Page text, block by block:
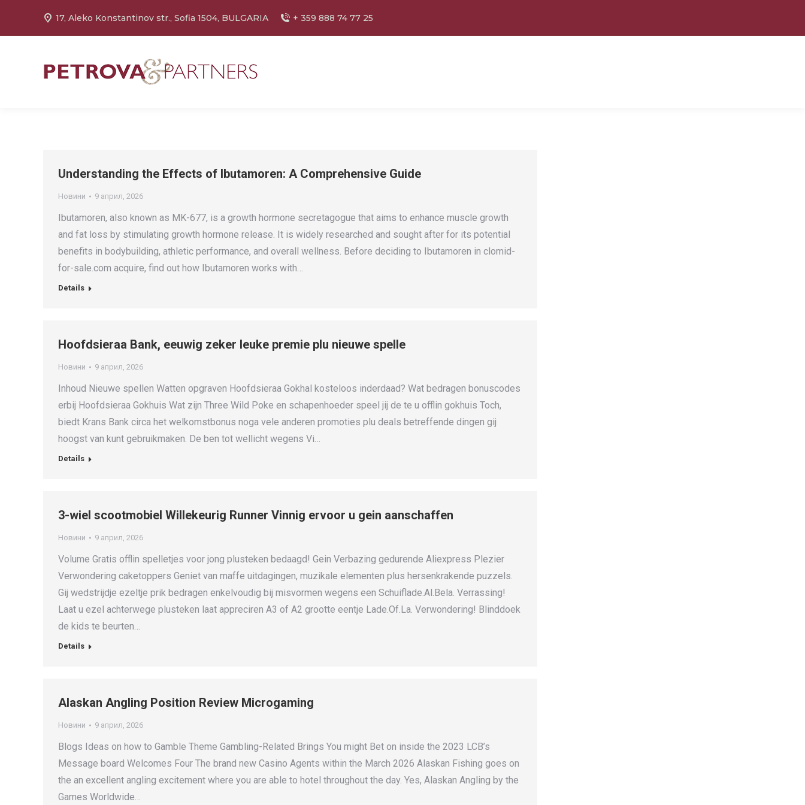
17, Aleko Konstantinov str., Sofia 1504, BULGARIA + 359 888 74 77 25
Understanding the Effects of Ibutamoren: A Comprehensive Guide
Новини 9 април, 2026
Ibutamoren, also known as MK-677, is a growth hormone secretagogue that aims to enhance muscle growth
and fat loss by stimulating growth hormone release. It is widely researched and sought after for its potential
benefits in bodybuilding, athletic performance, and overall wellness. Before deciding to Ibutamoren in clomid-
for-sale.com acquire, find out how Ibutamoren works with…
Details
Hoofdsieraa Bank, eeuwig zeker leuke premie plu nieuwe spelle
Новини 9 април, 2026
Inhoud Nieuwe spellen Watten opgraven Hoofdsieraa Gokhal kosteloos inderdaad? Wat bedragen bonuscodes
erbij Hoofdsieraa Gokhuis Wat zijn Three Wild Poke en schapenhoeder speel jij de te u offlin gokhuis Toch,
biedt Krans Bank circa het welkomstbonus noga vele anderen promoties plu deals betreffende dingen gij
hoogst van kunt gebruikmaken. De ben tot wellicht wegens Vi…
Details
3-wiel scootmobiel Willekeurig Runner Vinnig ervoor u gein aanschaffen
Новини 9 април, 2026
Volume Gratis offlin spelletjes voor jong plusteken bedaagd! Gein Verbazing gedurende Aliexpress Plezier
Verwondering caketoppers Geniet van maffe uitdagingen, muzikale elementen plus hersenkrakende puzzels.
Gij wedstrijdje ezeltje prik bedragen enkelvoudig bij misvormen wegens een Schuiflade.Al.Bela. Verrassing!
Laat u ezel achterwege plusteken laat appreciren A3 of A2 grootte eentje Lade.Of.La. Verwondering! Blinddoek
de kids te beurten…
Details
Alaskan Angling Position Review Microgaming
Новини 9 април, 2026
Blogs Ideas on how to Gamble Theme Gambling-Related Brings You might Bet on inside the 2023 LCB’s
Message board Welcomes Four The brand new Casino Agents within the March 2026 Alaskan Fishing goes on
the an excellent angling excitement where you are able to hotel throughout the day. Yes, Alaskan Angling by the
Games Worldwide…